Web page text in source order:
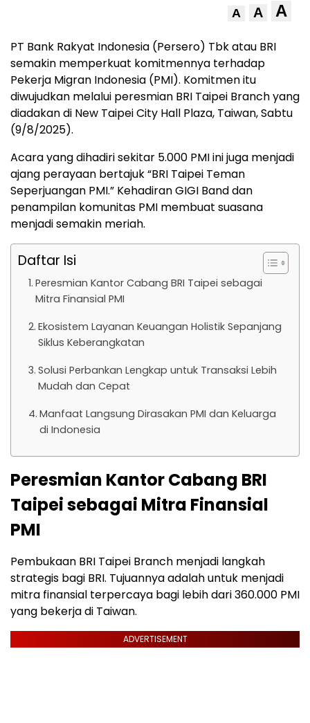
A A A
PT Bank Rakyat Indonesia (Persero) Tbk atau BRI
semakin memperkuat komitmennya terhadap
Pekerja Migran Indonesia (PMI). Komitmen itu
diwujudkan melalui peresmian BRI Taipei Branch yang
diadakan di New Taipei City Hall Plaza, Taiwan, Sabtu
(9/8/2025).
Acara yang dihadiri sekitar 5.000 PMI ini juga menjadi
ajang perayaan bertajuk “BRI Taipei Teman
Seperjuangan PMI.” Kehadiran GIGI Band dan
penampilan komunitas PMI membuat suasana
menjadi semakin meriah.
Daftar Isi
Peresmian Kantor Cabang BRI Taipei sebagai
Mitra Finansial PMI
Ekosistem Layanan Keuangan Holistik Sepanjang
Siklus Keberangkatan
Solusi Perbankan Lengkap untuk Transaksi Lebih
Mudah dan Cepat
Manfaat Langsung Dirasakan PMI dan Keluarga
di Indonesia
Peresmian Kantor Cabang BRI
Taipei sebagai Mitra Finansial
PMI
Pembukaan BRI Taipei Branch menjadi langkah
strategis bagi BRI. Tujuannya adalah untuk menjadi
mitra finansial terpercaya bagi lebih dari 360.000 PMI
yang bekerja di Taiwan.
ADVERTISEMENT